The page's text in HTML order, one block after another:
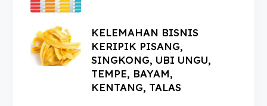
KELEMAHAN BISNIS
KERIPIK PISANG,
SINGKONG, UBI UNGU,
TEMPE, BAYAM,
KENTANG, TALAS